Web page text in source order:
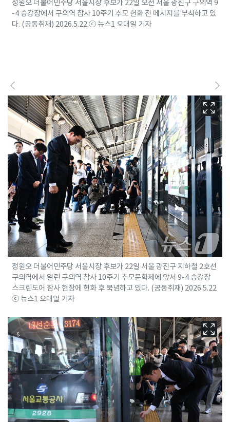
정원오 더불어민주당 서울시장 후보가 22일 오전 서울 광진구 구의역 9
-4 승강장에서 구의역 참사 10주기 추모 헌화 전 메시지를 부착하고 있
다. (공동취재) 2026.5.22 ⓒ 뉴스1 오대일 기자
정원오 더불어민주당 서울시장 후보가 22일 서울 광진구 지하철 2호선
구의역에서 열린 구의역 참사 10주기 추모문화제에 앞서 9-4 승강장
스크린도어 참사 현장에 헌화 후 묵념하고 있다. (공동취재) 2026.5.22
ⓒ 뉴스1 오대일 기자